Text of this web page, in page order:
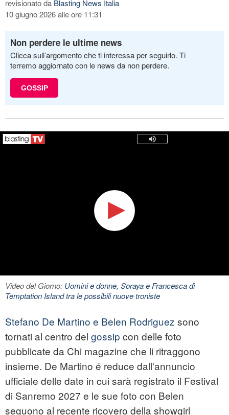
revisionato da Blasting News Italia
10 giugno 2026 alle ore 11:31
Non perdere le ultime news
Clicca sull’argomento che ti interessa per seguirlo. Ti
terremo aggiornato con le news da non perdere.
GOSSIP
Video del Giorno: Uomini e donne, Soraya e Francesca di
Temptation Island tra le possibili nuove troniste
Stefano De Martino e Belen Rodriguez sono
tornati al centro del gossip con delle foto
pubblicate da Chi magazine che li ritraggono
insieme. De Martino é reduce dall'annuncio
ufficiale delle date in cui sarà registrato il Festival
di Sanremo 2027 e le sue foto con Belen
seguono al recente ricovero della showgirl